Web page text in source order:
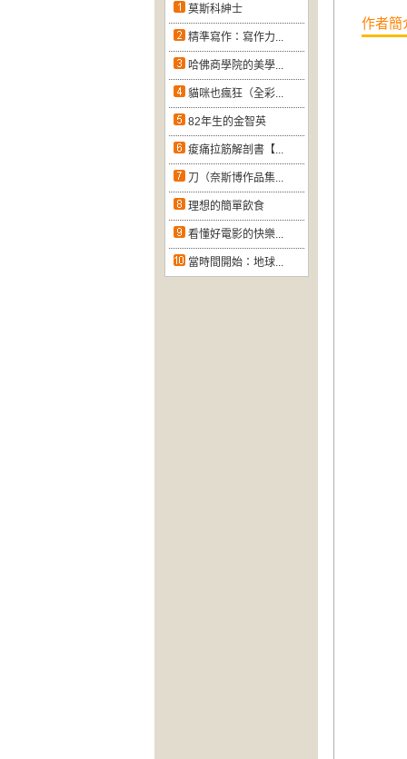
莫斯科紳士
精準寫作：寫作力...
哈佛商學院的美學...
貓咪也瘋狂（全彩...
82年生的金智英
痠痛拉筋解剖書【...
刀（奈斯博作品集...
理想的簡單飲食
看懂好電影的快樂...
當時間開始：地球...
作者簡